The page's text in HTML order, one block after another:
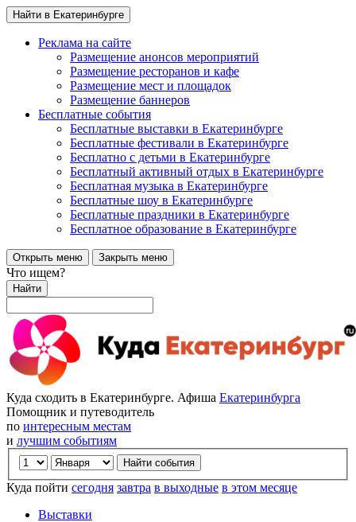
Найти в Екатеринбурге
Реклама на сайте
Размещение анонсов мероприятий
Размещение ресторанов и кафе
Размещение мест и площадок
Размещение баннеров
Бесплатные события
Бесплатные выставки в Екатеринбурге
Бесплатные фестивали в Екатеринбурге
Бесплатно с детьми в Екатеринбурге
Бесплатный активный отдых в Екатеринбурге
Бесплатная музыка в Екатеринбурге
Бесплатные шоу в Екатеринбурге
Бесплатные праздники в Екатеринбурге
Бесплатное образование в Екатеринбурге
Открыть меню Закрыть меню
Что ищем?
Найти
Куда сходить в Екатеринбурге. Афиша Екатеринбурга
Помощник и путеводитель
по интересным местам
и лучшим событиям
Куда пойти сегодня завтра в выходные в этом месяце
Выставки